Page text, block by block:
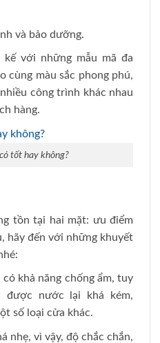
và bảo dưỡng.
với những mẫu mã đa
cùng màu sắc phong phú,
công trình khác nhau
hàng.
tốt hay không?
tồn tại hai mặt: ưu điểm
hãy đến với những khuyết
khả năng chống ẩm, tuy
được nước lại khá kém,
số loại cửa khác.
nhẹ, vì vậy, độ chắc chắn,